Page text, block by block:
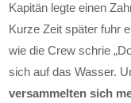
Kapitän legte einen
Kurze Zeit später fuhr
wie die Crew schrie
sich auf das Wasser.
versammelten sich